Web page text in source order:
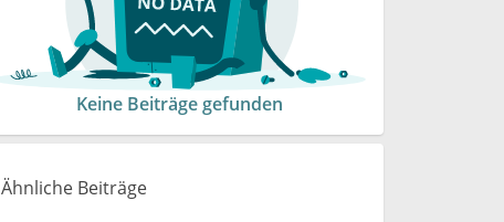
Keine Beiträge gefunden
Ähnliche Beiträge